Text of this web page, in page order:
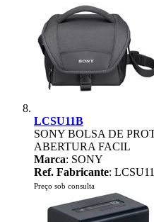
LCSU11B
SONY BOLSA DE
ABERTURA FACIL
Marca: SONY
Ref. Fabricante:
Preço sob consulta